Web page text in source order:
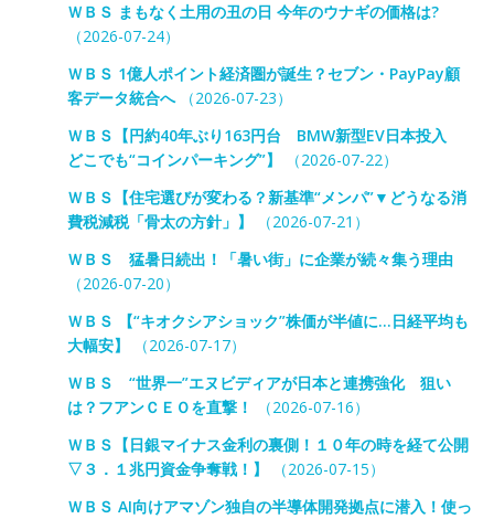
ＷＢＳ まもなく土用の丑の日 今年のウナギの価格は?
（2026-07-24）
ＷＢＳ 1億人ポイント経済圏が誕生？セブン・PayPay顧
客データ統合へ（2026-07-23）
ＷＢＳ【円約40年ぶり163円台 BMW新型EV日本投入
どこでも“コインパーキング”】
（2026-07-22）
ＷＢＳ【住宅選びが変わる？新基準“メンパ”▼どうなる消
費税減税「骨太の方針」】
（2026-07-21）
ＷＢＳ 猛暑日続出！「暑い街」に企業が続々集う理由
（2026-07-20）
ＷＢＳ 【“キオクシアショック”株価が半値に…日経平均も
大幅安】
（2026-07-17）
ＷＢＳ “世界一”エヌビディアが日本と連携強化 狙い
は？フアンＣＥＯを直撃！
（2026-07-16）
ＷＢＳ【日銀マイナス金利の裏側！１０年の時を経て公開
▽３．１兆円資金争奪戦！】
（2026-07-15）
ＷＢＳ AI向けアマゾン独自の半導体開発拠点に潜入！使っ